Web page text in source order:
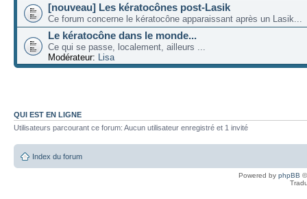
[nouveau] Les kératocônes post-Lasik
Ce forum concerne le kératocône apparaissant après un Lasik...
Le kératocône dans le monde...
Ce qui se passe, localement, ailleurs ...
Modérateur: Lisa
QUI EST EN LIGNE
Utilisateurs parcourant ce forum: Aucun utilisateur enregistré et 1 invité
Index du forum
Powered by phpBB